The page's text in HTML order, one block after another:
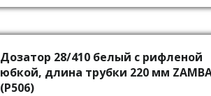
Дозатор 28/410 белый с рифленой
юбкой, длина трубки 220 мм
(P506)